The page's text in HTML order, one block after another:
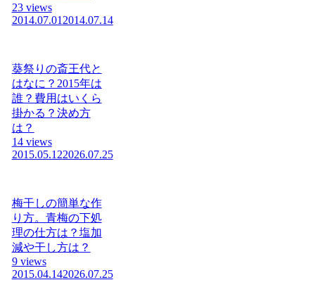
23 views
2014.07.01 2014.07.14
葵祭りの斎王代と
はなに？2015年は
誰？費用はいくら
掛かる？決め方
は？
14 views
2015.05.122026.07.25
梅干しの簡単な作
り方。青梅の下処
理の仕方は？塩加
減や干し方は？
9 views
2015.04.142026.07.25